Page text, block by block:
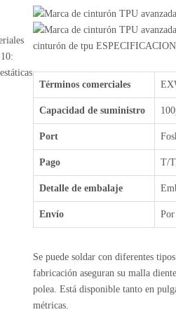
cinturón de tpu
Términos comerciales
Capacidad de suministro
Port
Pago T/
Detalle de embalaje
Envío
Se puede soldar con diferentes
fabricación aseguran su malla
polea. Está disponible tanto en
métricas.